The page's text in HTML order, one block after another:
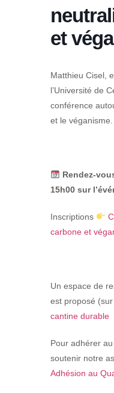
et
Matthieu Cisel,
l’Université de
conférence
et le véganisme.
Rendez-
15h00 sur
Inscriptions
carbone et
Un espace de
est proposé
cantine durable
Pour adhérer
soutenir notre
Adhésion au